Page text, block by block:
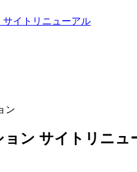
イトリニューアル
ン
ン サイトリニュ